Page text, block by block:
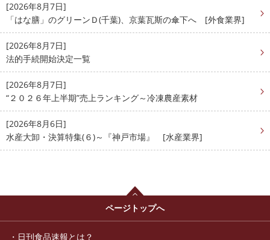
[2026年8月7日]
「はな膳」のグリーンＤ(千葉)、京葉瓦斯の傘下へ [外食業界]
[2026年8月7日]
法的手続開始決定一覧
[2026年8月7日]
“２０２６年上半期”売上ランキング～冷凍農産素材
[2026年8月6日]
水産大卸・決算特集(６)～『神戸市場』 [水産業界]
ページトップへ
日刊食品速報とは？